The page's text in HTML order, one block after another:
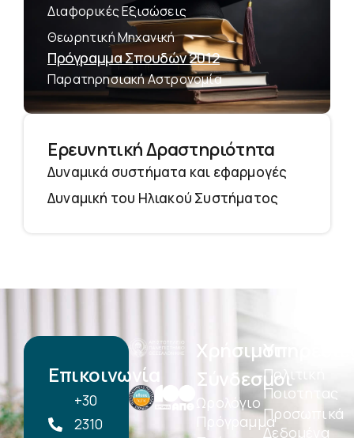
Διαφορικές Εξισώσεις
Θεωρητική Μηχανική
Πρόγραμμα Σπουδών 2012
Παρατηρησιακή Αστρονομία
Ερευνητική Δραστηριότητα
Δυναμικά συστήματα και εφαρμογές
Δυναμική του Ηλιακού Συστήματος
Χρήσιμοι
Σύνδεσμοι
Ωρολόγιο
Πρόγραμμα
Πολιτική
Ποιοτητας
Προσωπικά
Δεδομένα
Επικοινωνία
+30
2310